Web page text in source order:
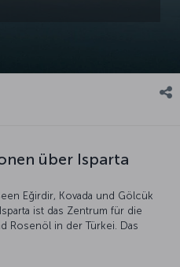
über Isparta
Eğirdir, Kovada und Gölcük
ist das Zentrum für die
Rosenöl in der Türkei. Das
und den Nahen Osten